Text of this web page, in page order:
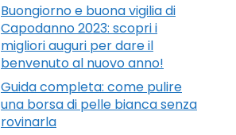
Buongiorno e buona vigilia di
Capodanno 2023: scopri i
migliori auguri per dare il
benvenuto al nuovo anno!
Guida completa: come pulire
una borsa di pelle bianca senza
rovinarla